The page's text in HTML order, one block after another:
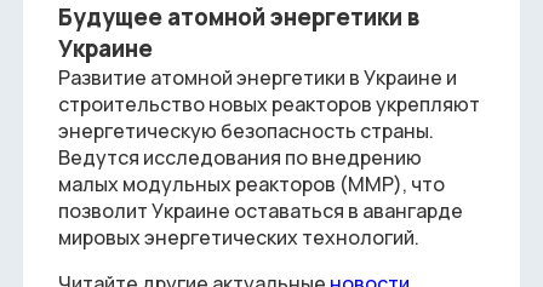
Будущее атомной энергетики в
Украине
Развитие атомной энергетики в Украине и
строительство новых реакторов укрепляют
энергетическую безопасность страны.
Ведутся исследования по внедрению
малых модульных реакторов (ММР), что
позволит Украине оставаться в авангарде
мировых энергетических технологий.